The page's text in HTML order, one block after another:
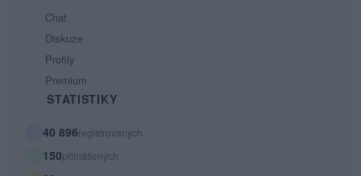
Chat
Diskuze
Profily
Premium
STATISTIKY
40 896registrovaných
150přihlášených